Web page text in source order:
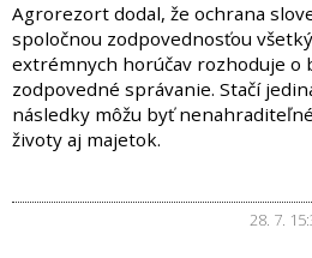
Agrorezort dodal, že ochrana
spoločnou zodpovednosťou
extrémnych horúčav rozhoduje o
zodpovedné správanie. Stačí
následky môžu byť
životy aj majetok.
28. 7.